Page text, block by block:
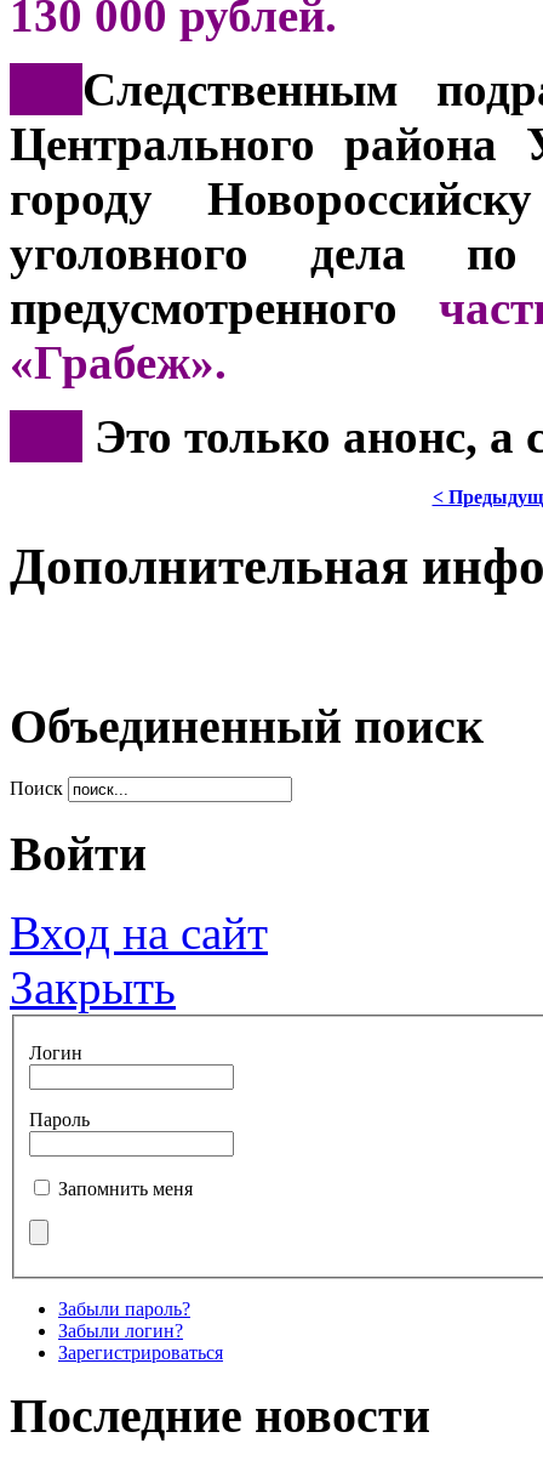
130 000 рублей.
Следственным
Центрального
городу
уголовного дела по
предусмотренного
«Грабеж».
Это только анонс, а
<
Дополнительная
Объединенный поиск
Поиск
Войти
Вход на сайт
Закрыть
Логин
Пароль
Запомнить меня
Забыли пароль?
Забыли логин?
Зарегистрироваться
Последние новости